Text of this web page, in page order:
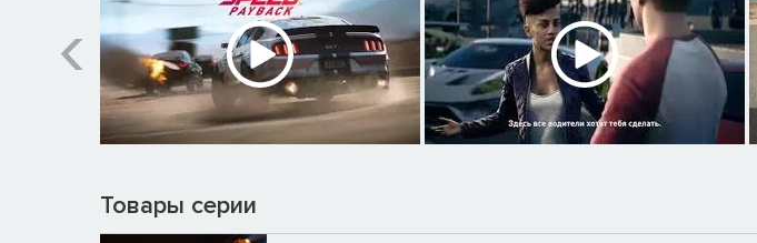
Товары серии